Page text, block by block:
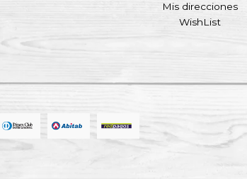
Mis direcciones
WishList